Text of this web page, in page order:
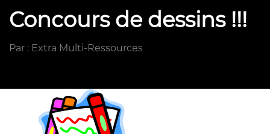
Concours de dessins !!!
Par : Extra Multi-Ressources